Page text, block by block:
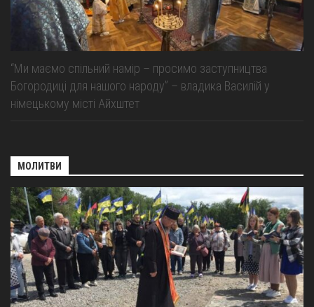
“Ми маємо спільний намір – просимо заступництва
Богородиці для нашого народу” – владика Василій у
німецькому місті Айхштет
МОЛИТВИ